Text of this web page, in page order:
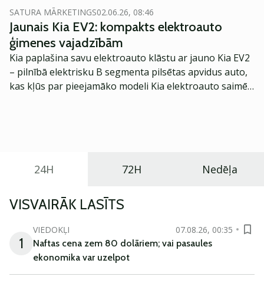
investoru entuziasma pazīmēm.
SATURA MĀRKETINGS02.06.26, 08:46
Jaunais Kia EV2: kompakts elektroauto
ģimenes vajadzībām
Kia paplašina savu elektroauto klāstu ar jauno Kia EV2
– pilnībā elektrisku B segmenta pilsētas apvidus auto,
kas kļūs par pieejamāko modeli Kia elektroauto saimē
24H 72H Nedēļa
VISVAIRĀK LASĪTS
1
VIEDOKĻI
07.08.26, 00:35
Naftas cena zem 80 dolāriem; vai pasaules
ekonomika var uzelpot